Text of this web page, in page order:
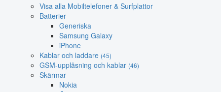
Visa alla Mobiltelefoner & Surfplattor
Batterier
Generiska
Samsung Galaxy
iPhone
Kablar och laddare (45)
GSM-upplåsning och kablar (46)
Skärmar
Nokia